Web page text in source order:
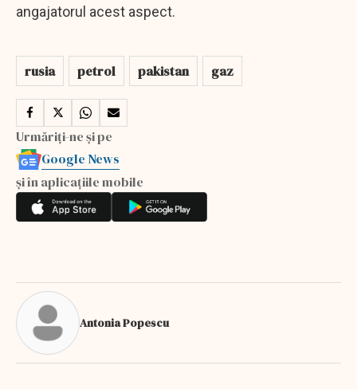
angajatorul acest aspect.
rusia petrol pakistan gaz
Urmăriți-ne și pe
Google News
și în aplicațiile mobile
Antonia Popescu